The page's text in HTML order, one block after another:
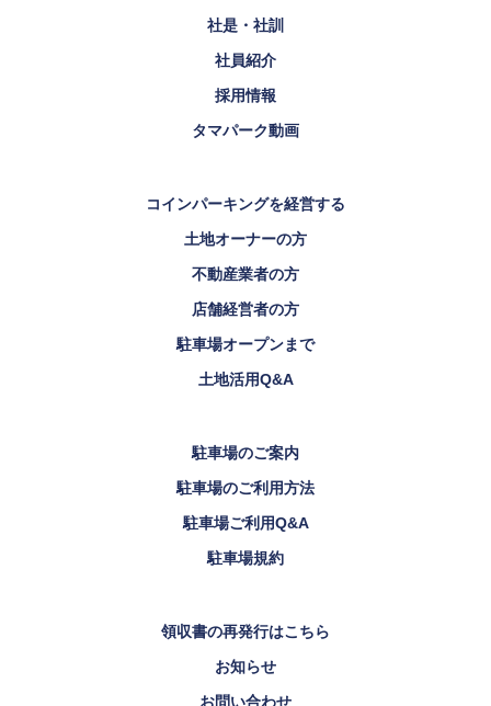
社是・社訓
社員紹介
採用情報
タマパーク動画
コインパーキングを経営する
土地オーナーの方
不動産業者の方
店舗経営者の方
駐車場オープンまで
土地活用Q&A
駐車場のご案内
駐車場のご利用方法
駐車場ご利用Q&A
駐車場規約
領収書の再発行はこちら
お知らせ
お問い合わせ